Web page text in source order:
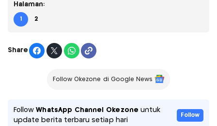
Halaman:
1 2
Share
Follow Okezone di Google News
FollowWhatsApp Channel Okezone untuk
update berita terbaru setiap hari
Follow